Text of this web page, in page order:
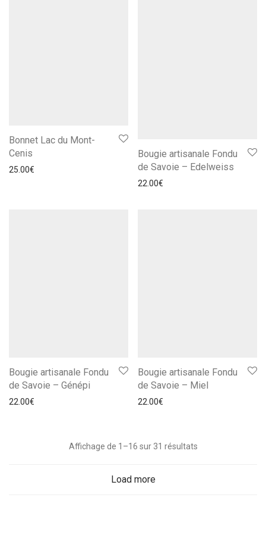
Bonnet Lac du Mont-
Cenis
25.00€
Bougie artisanale Fondu
de Savoie – Edelweiss
22.00€
Bougie artisanale Fondu
de Savoie – Génépi
22.00€
Bougie artisanale Fondu
de Savoie – Miel
22.00€
Affichage de 1–16 sur 31 résultats
Load more